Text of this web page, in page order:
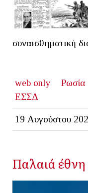
συναισθηματική
web only
Ρωσία
ΕΣΣΔ
19 Αυγούστου
Παλαιά έθνη